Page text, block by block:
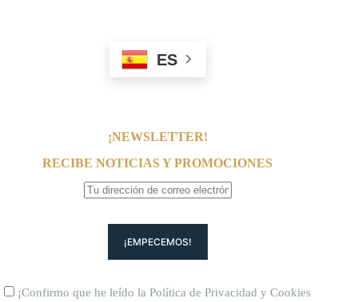
ES
¡NEWSLETTER!
RECIBE NOTICIAS Y PROMOCIONES
¡Confirmo que he leído laPolítica de Privacidad yCookies